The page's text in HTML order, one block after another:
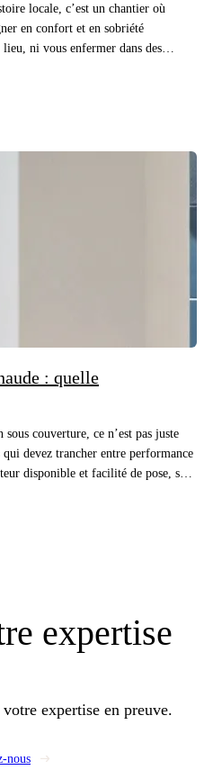
locale, c’est un chantier où
en confort et en sobriété
ni vous enfermer dans des
le résultat.
: quelle
couverture, ce n’est pas juste
devez trancher entre performance
disponible et facilité de pose, sans
désordres qui coûtent cher au retour.
expertise
expertise en preuve.
nous